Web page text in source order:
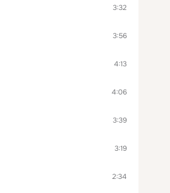
3:32
3:56
4:13
4:06
3:39
3:19
2:34